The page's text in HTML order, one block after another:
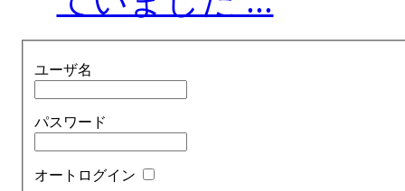
ユーザ名
パスワード
オートログイン